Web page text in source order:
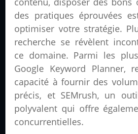
des pratiques éprouvées
optimiser votre stratégie.
recherche se révèlent
ce domaine. Parmi les
Google Keyword Planner,
capacité à fournir des
précis, et SEMrush, un
polyvalent qui offre
concurrentielles.